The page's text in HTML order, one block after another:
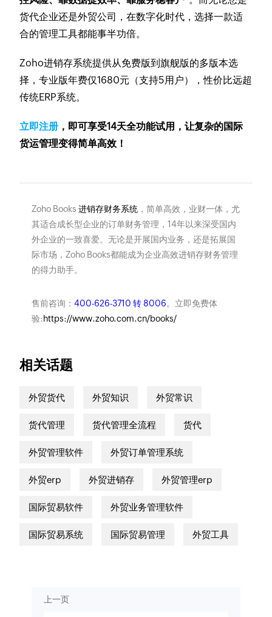
货代企业还是外贸公司，在数字化时代，选择一款适
合的管理工具都能事半功倍。
Zoho进销存系统提供从免费版到旗舰版的多版本选
择，专业版年费仅1680元（支持5用户），性价比远超
传统ERP系统。
立即注册 ，即可享受14天全功能试用，让复杂的国际
货运管理变得简单高效！
Zoho Books 进销存财务系统，简单高效，业财一体，尤
其适合成长型企业的订单财务管理，14年以来深受国内
外企业的一致喜爱。无论是开展国内业务，还是拓展国
际市场，Zoho Books都能成为企业高效进销存财务管理
的得力助手。
售前咨询： 400-626-3710 转 8006。立即免费体
验: https://www.zoho.com.cn/books/
相关话题
外贸货代 外贸知识 外贸常识
货代管理 货代管理全流程 货代
外贸管理软件 外贸订单管理系统
外贸erp 外贸进销存 外贸管理erp
国际贸易软件 外贸业务管理软件
国际贸易系统 国际贸易管理 外贸工具
上一页